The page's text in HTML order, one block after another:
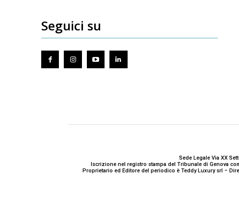
Seguici su
Sede Legale Via XX
Iscrizione nel registro stampa del Tribunale di Genova
Proprietario ed Editore del periodico è Teddy Luxury srl –